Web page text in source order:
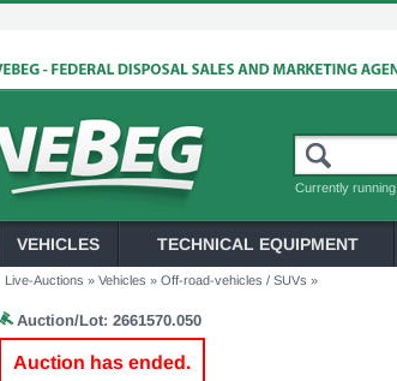
Currently running
VEHICLES TECHNICAL EQUIPMENT
Live-Auctions » Vehicles » Off-road-vehicles / SUVs »
Auction/Lot: 2661570.050
Auction has ended.